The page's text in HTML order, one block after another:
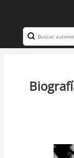
contenido
principal
Navegación
Search